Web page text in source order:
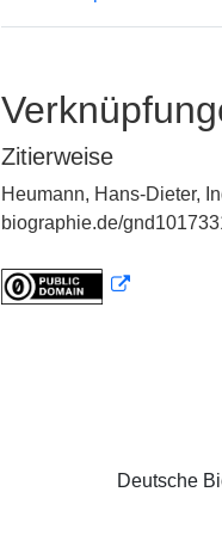
Zitierweise
Heumann, Hans-Dieter,
biographie.de/
Deutsche